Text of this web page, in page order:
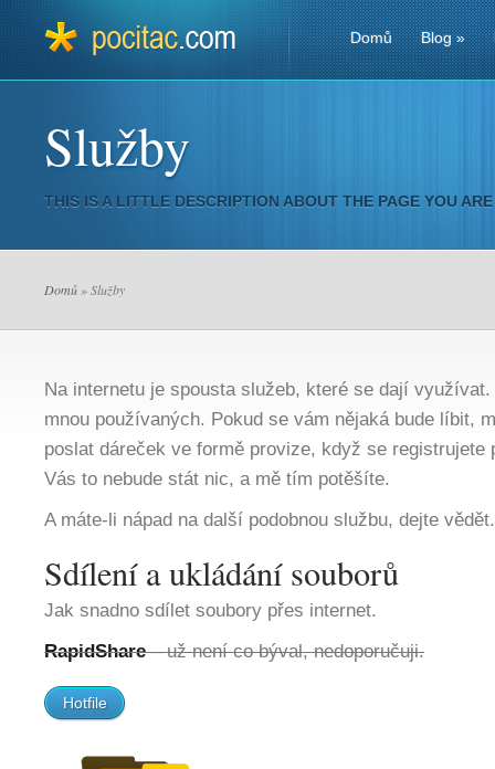
Domů Blog»
Služby
THIS IS A LITTLE DESCRIPTION ABOUT THE PAGE YOU
Domů » Služby
Na internetu je spousta služeb, které se dají
mnou používaných. Pokud se vám nějaká bude líbit,
poslat dáreček ve formě provize, když se registrujete
Vás to nebude stát nic, a mě tím potěšíte.
A máte-li nápad na další podobnou službu, dejte
Sdílení a ukládání souborů
Jak snadno sdílet soubory přes internet.
RapidShare– už není co býval, nedoporučuji.
Hotfile